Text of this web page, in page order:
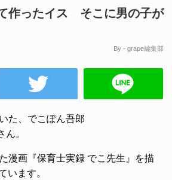
作ったイス そこに男の子が
By - grape編集部
た、でこぽん吾郎
ん。
漫画『保育士実録 でこ先生』を描
います。